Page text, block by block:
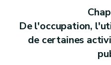
De l'occupation,
de certaines